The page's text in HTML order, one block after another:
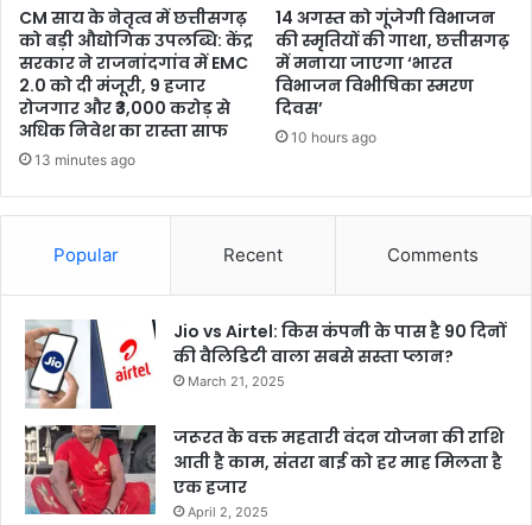
CM साय के नेतृत्व में छत्तीसगढ़
को बड़ी औद्योगिक उपलब्धि: केंद्र
सरकार ने राजनांदगांव में EMC
2.0 को दी मंजूरी, 9 हजार
रोजगार और ₹3,000 करोड़ से
अधिक निवेश का रास्ता साफ
13 minutes ago
14 अगस्त को गूंजेगी विभाजन
की स्मृतियों की गाथा, छत्तीसगढ़
में मनाया जाएगा ‘भारत
विभाजन विभीषिका स्मरण
दिवस’
10 hours ago
Popular Recent Comments
Jio vs Airtel: किस कंपनी के पास है 90 दिनों
की वैलिडिटी वाला सबसे सस्ता प्लान?
March 21, 2025
जरूरत के वक्त महतारी वंदन योजना की राशि
आती है काम, संतरा बाई को हर माह मिलता है
एक हजार
April 2, 2025